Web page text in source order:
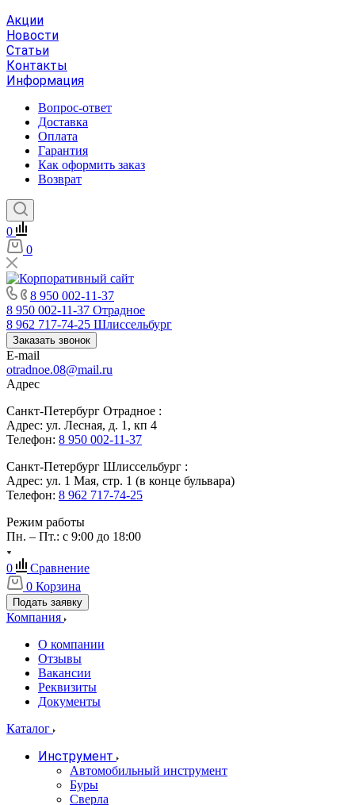
Акции
Новости
Статьи
Контакты
Информация
Вопрос-ответ
Доставка
Оплата
Гарантия
Как оформить заказ
Возврат
0
0
8 950 002-11-37
8 950 002-11-37 Отрадное
8 962 717-74-25 Шлиссельбург
Заказать звонок
E-mail
otradnoe.08@mail.ru
Адрес
Санкт-Петербург Отрадное :
Адрес: ул. Лесная, д. 1, кп 4
Телефон: 8 950 002-11-37
Санкт-Петербург Шлиссельбург :
Адрес: ул. 1 Мая, стр. 1 (в конце бульвара)
Телефон: 8 962 717-74-25
Режим работы
Пн. – Пт.: с 9:00 до 18:00
0
Сравнение
0 Корзина
Подать заявку
Компания
О компании
Отзывы
Вакансии
Реквизиты
Документы
Каталог
Инструмент
Автомобильный инструмент
Буры
Сверла